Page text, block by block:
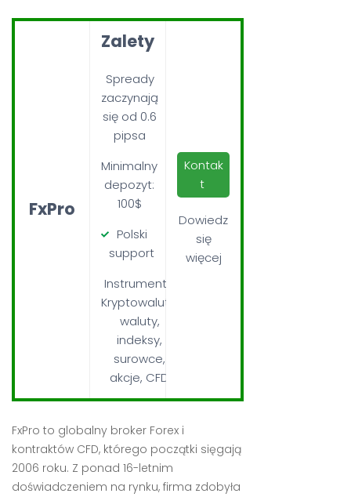
FxPro
Zalety
Spready
zaczynają
się od 0.6
pipsa
Minimalny
depozyt:
100$
Polski
support
Instrumenty:
Kryptowaluty,
waluty,
indeksy,
surowce,
akcje, CFD
Kontak
t
Dowiedz
się
więcej
FxPro to globalny broker Forex i
kontraktów CFD, którego początki sięgają
2006 roku. Z ponad 16-letnim
doświadczeniem na rynku, firma zdobyła